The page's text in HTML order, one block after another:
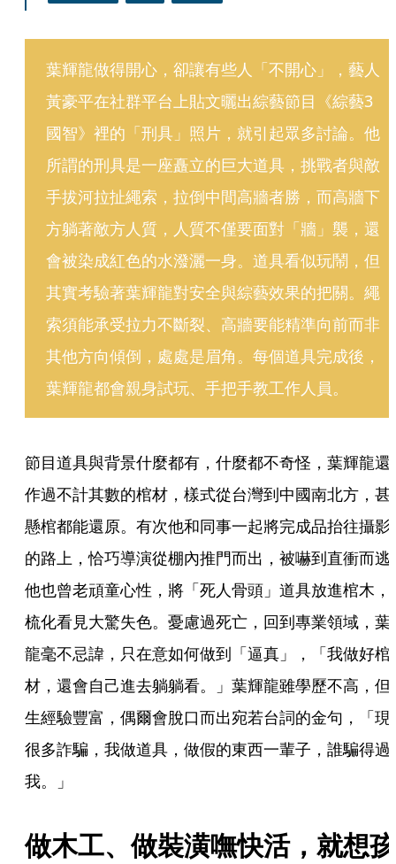
葉輝龍做得開心，卻讓有些人「不開心」，藝人
黃豪平在社群平台上貼文曬出綜藝節目《綜藝3
國智》裡的「刑具」照片，就引起眾多討論。他
所謂的刑具是一座矗立的巨大道具，挑戰者與敵
手拔河拉扯繩索，拉倒中間高牆者勝，而高牆下
方躺著敵方人質，人質不僅要面對「牆」襲，還
會被染成紅色的水潑灑一身。道具看似玩鬧，但
其實考驗著葉輝龍對安全與綜藝效果的把關。繩
索須能承受拉力不斷裂、高牆要能精準向前而非
其他方向傾倒，處處是眉角。每個道具完成後，
葉輝龍都會親身試玩、手把手教工作人員。
節目道具與背景什麼都有，什麼都不奇怪，葉輝龍還
作過不計其數的棺材，樣式從台灣到中國南北方，甚
懸棺都能還原。有次他和同事一起將完成品抬往攝影
的路上，恰巧導演從棚內推門而出，被嚇到直衝而逃
他也曾老頑童心性，將「死人骨頭」道具放進棺木，
梳化看見大驚失色。憂慮過死亡，回到專業領域，葉
龍毫不忌諱，只在意如何做到「逼真」，「我做好棺
材，還會自己進去躺躺看。」葉輝龍雖學歷不高，但
生經驗豐富，偶爾會脫口而出宛若台詞的金句，「現
很多詐騙，我做道具，做假的東西一輩子，誰騙得過
我。」
做木工、做裝潢嘸快活，就想孩